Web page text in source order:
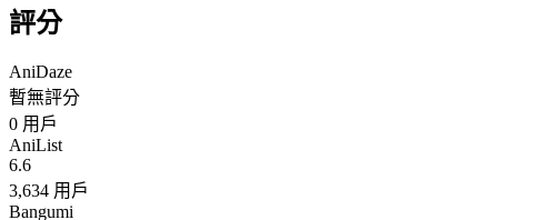
評分
AniDaze
暫無評分
0 用戶
AniList
6.6
3,634 用戶
Bangumi